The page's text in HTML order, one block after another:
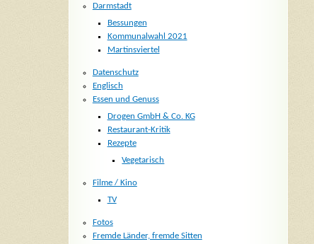
Darmstadt
Bessungen
Kommunalwahl 2021
Martinsviertel
Datenschutz
Englisch
Essen und Genuss
Drogen GmbH & Co. KG
Restaurant-Kritik
Rezepte
Vegetarisch
Filme / Kino
TV
Fotos
Fremde Länder, fremde Sitten